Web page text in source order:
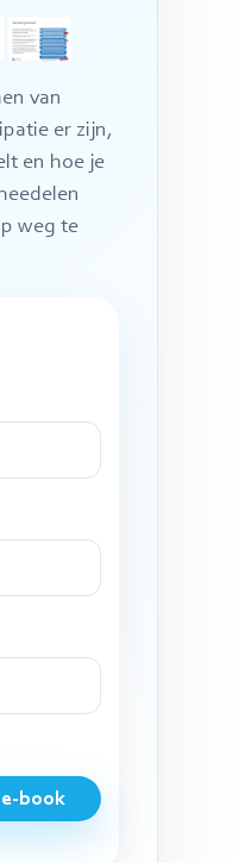
van
er zijn,
en hoe je
weg te